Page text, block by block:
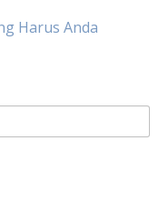
Harus Anda